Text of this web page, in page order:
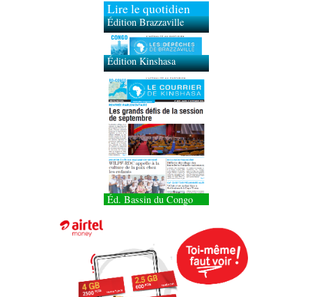
Lire le quotidien
Édition Brazzaville
Édition Kinshasa
Éd. Bassin du Congo